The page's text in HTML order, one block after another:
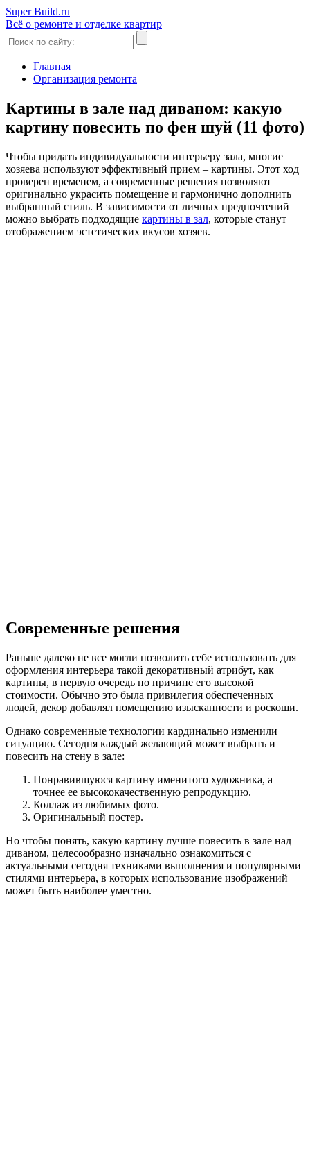
Super Build.ru
Всё о ремонте и отделке квартир
Главная
Организация ремонта
Картины в зале над диваном: какую
картину повесить по фен шуй (11 фото)
Чтобы придать индивидуальности интерьеру зала, многие
хозяева используют эффективный прием – картины. Этот ход
проверен временем, а современные решения позволяют
оригинально украсить помещение и гармонично дополнить
выбранный стиль. В зависимости от личных предпочтений
можно выбрать подходящие картины в зал, которые станут
отображением эстетических вкусов хозяев.
Современные решения
Раньше далеко не все могли позволить себе использовать для
оформления интерьера такой декоративный атрибут, как
картины, в первую очередь по причине его высокой
стоимости. Обычно это была привилегия обеспеченных
людей, декор добавлял помещению изысканности и роскоши.
Однако современные технологии кардинально изменили
ситуацию. Сегодня каждый желающий может выбрать и
повесить на стену в зале:
Понравившуюся картину именитого художника, а
точнее ее высококачественную репродукцию.
Коллаж из любимых фото.
Оригинальный постер.
Но чтобы понять, какую картину лучше повесить в зале над
диваном, целесообразно изначально ознакомиться с
актуальными сегодня техниками выполнения и популярными
стилями интерьера, в которых использование изображений
может быть наиболее уместно.